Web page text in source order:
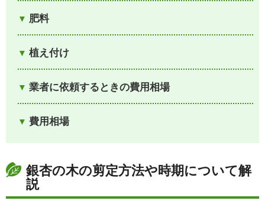
肥料
植え付け
業者に依頼するときの費用相場
費用相場
銀杏の木の剪定方法や時期について解
説